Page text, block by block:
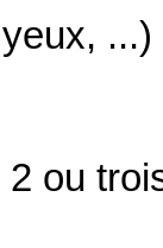
...)
ou